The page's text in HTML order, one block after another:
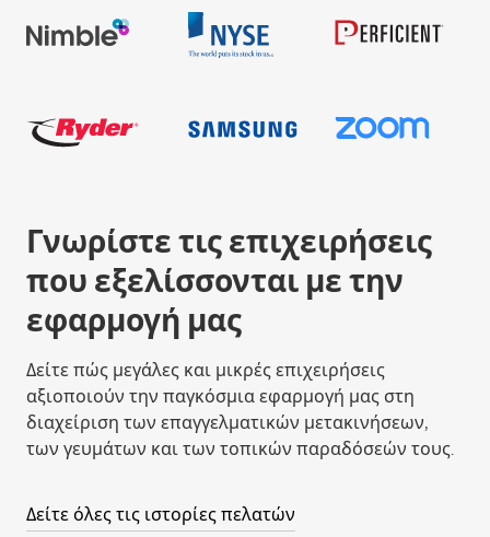
Γνωρίστε τις επιχειρήσεις
που εξελίσσονται με την
εφαρμογή μας
Δείτε πώς μεγάλες και μικρές επιχειρήσεις
αξιοποιούν την παγκόσμια εφαρμογή μας στη
διαχείριση των επαγγελματικών μετακινήσεων,
των γευμάτων και των τοπικών παραδόσεών τους.
Δείτε όλες τις ιστορίες πελατών